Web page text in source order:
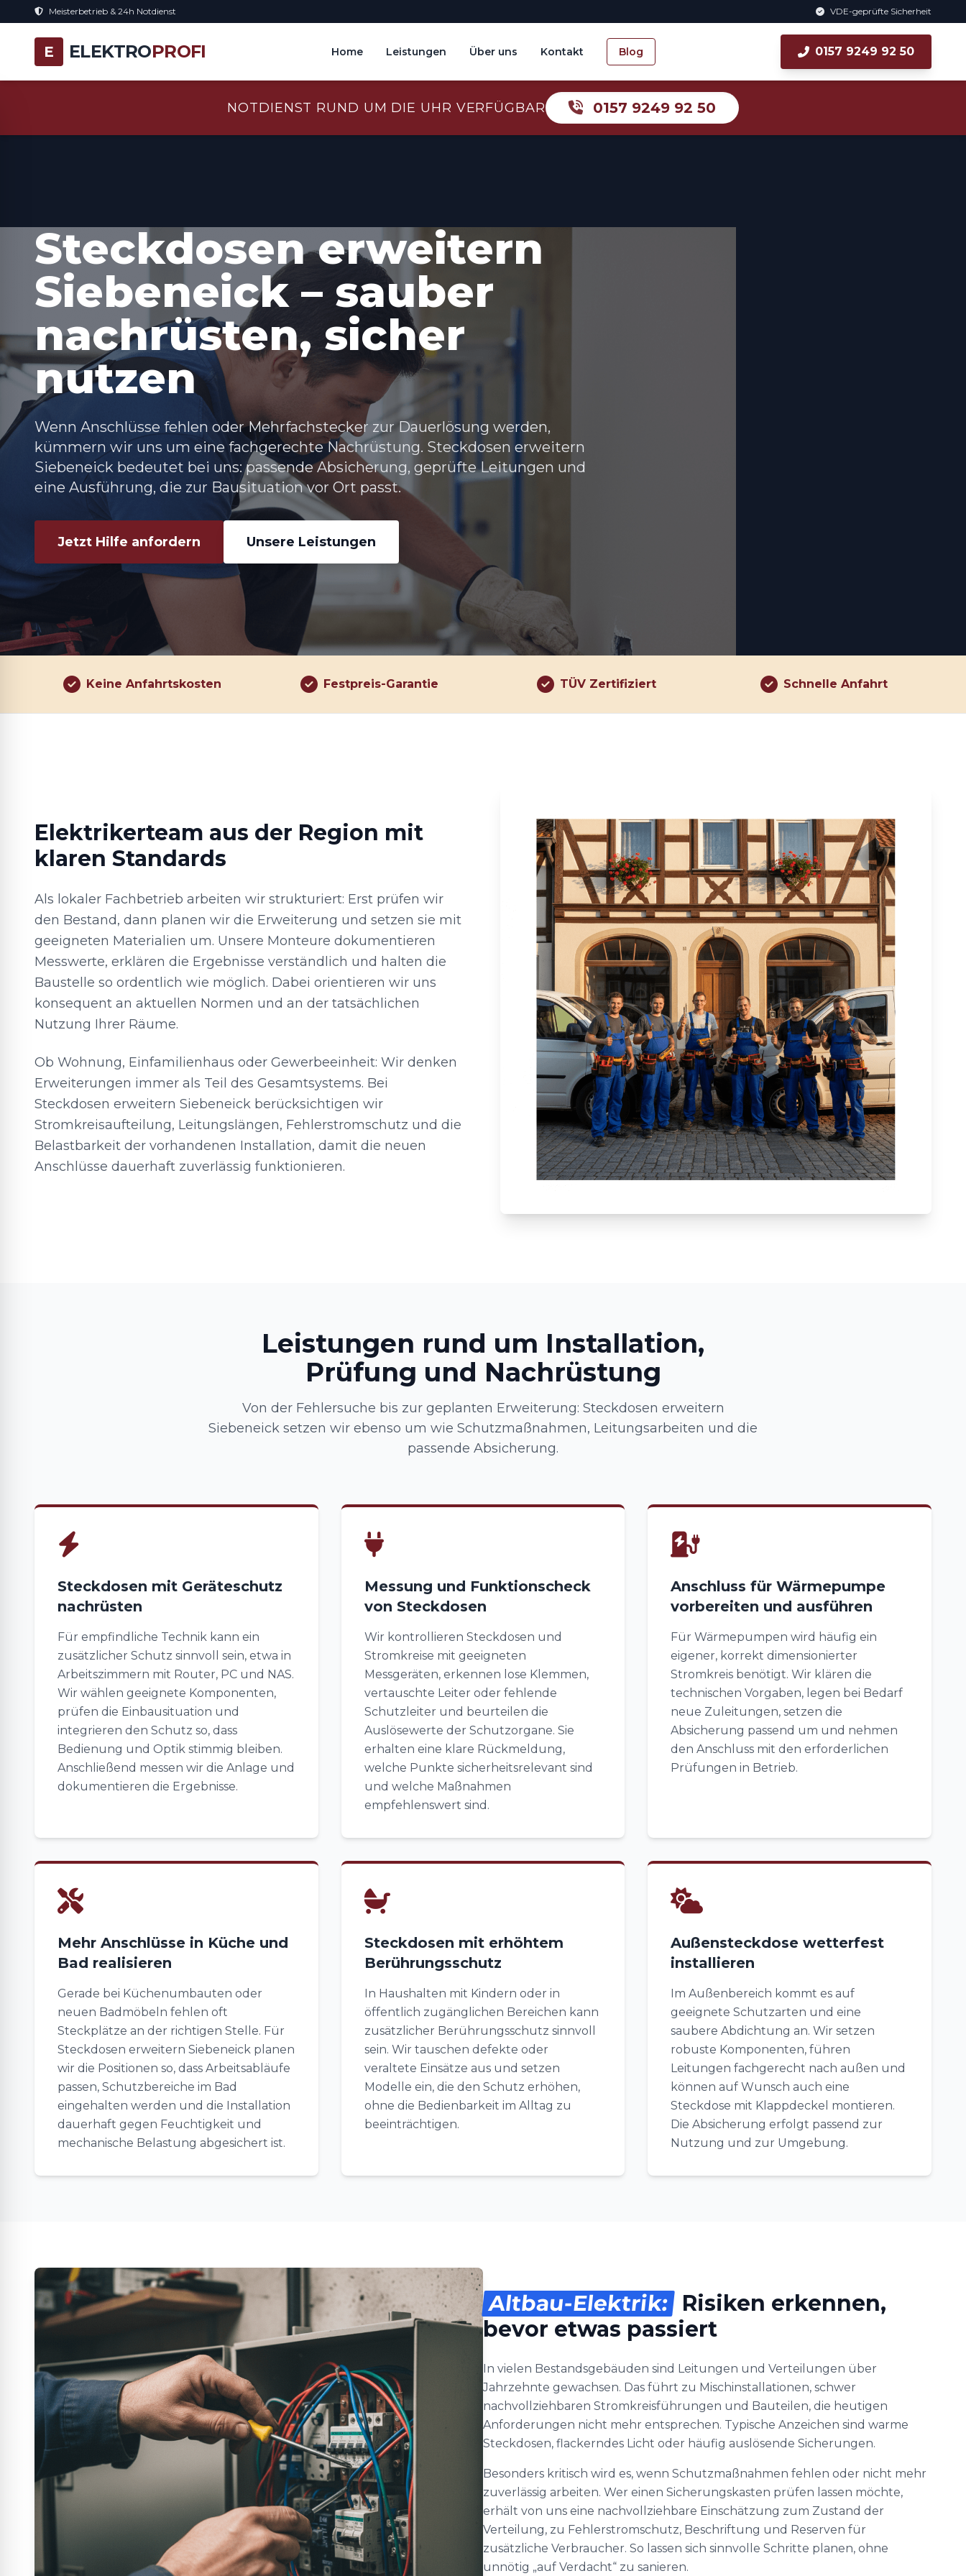
Meisterbetrieb & 24h Notdienst VDE-geprüfte Sicherheit
E ELEKTROPROFI Home Leistungen Über uns Kontakt Blog 0157 9249 92 50
NOTDIENST RUND UM DIE UHR VERFÜGBAR 0157 9249 92 50
Steckdosen erweitern
Siebeneick – sauber
nachrüsten, sicher
nutzen
Wenn Anschlüsse fehlen oder Mehrfachstecker zur Dauerlösung werden,
kümmern wir uns um eine fachgerechte Nachrüstung. Steckdosen erweitern
Siebeneick bedeutet bei uns: passende Absicherung, geprüfte Leitungen und
eine Ausführung, die zur Bausituation vor Ort passt.
Jetzt Hilfe anfordern Unsere Leistungen
Keine Anfahrtskosten Festpreis-Garantie TÜV Zertifiziert Schnelle Anfahrt
Elektrikerteam aus der Region mit
klaren Standards
Als lokaler Fachbetrieb arbeiten wir strukturiert: Erst prüfen wir
den Bestand, dann planen wir die Erweiterung und setzen sie mit
geeigneten Materialien um. Unsere Monteure dokumentieren
Messwerte, erklären die Ergebnisse verständlich und halten die
Baustelle so ordentlich wie möglich. Dabei orientieren wir uns
konsequent an aktuellen Normen und an der tatsächlichen
Nutzung Ihrer Räume.
Ob Wohnung, Einfamilienhaus oder Gewerbeeinheit: Wir denken
Erweiterungen immer als Teil des Gesamtsystems. Bei
Steckdosen erweitern Siebeneick berücksichtigen wir
Stromkreisaufteilung, Leitungslängen, Fehlerstromschutz und die
Belastbarkeit der vorhandenen Installation, damit die neuen
Anschlüsse dauerhaft zuverlässig funktionieren.
Leistungen rund um Installation,
Prüfung und Nachrüstung
Von der Fehlersuche bis zur geplanten Erweiterung: Steckdosen erweitern
Siebeneick setzen wir ebenso um wie Schutzmaßnahmen, Leitungsarbeiten und die
passende Absicherung.
Steckdosen mit Geräteschutz
nachrüsten
Für empfindliche Technik kann ein
zusätzlicher Schutz sinnvoll sein, etwa in
Arbeitszimmern mit Router, PC und NAS.
Wir wählen geeignete Komponenten,
prüfen die Einbausituation und
integrieren den Schutz so, dass
Bedienung und Optik stimmig bleiben.
Anschließend messen wir die Anlage und
dokumentieren die Ergebnisse.
Messung und Funktionscheck
von Steckdosen
Wir kontrollieren Steckdosen und
Stromkreise mit geeigneten
Messgeräten, erkennen lose Klemmen,
vertauschte Leiter oder fehlende
Schutzleiter und beurteilen die
Auslösewerte der Schutzorgane. Sie
erhalten eine klare Rückmeldung,
welche Punkte sicherheitsrelevant sind
und welche Maßnahmen
empfehlenswert sind.
Anschluss für Wärmepumpe
vorbereiten und ausführen
Für Wärmepumpen wird häufig ein
eigener, korrekt dimensionierter
Stromkreis benötigt. Wir klären die
technischen Vorgaben, legen bei Bedarf
neue Zuleitungen, setzen die
Absicherung passend um und nehmen
den Anschluss mit den erforderlichen
Prüfungen in Betrieb.
Mehr Anschlüsse in Küche und
Bad realisieren
Gerade bei Küchenumbauten oder
neuen Badmöbeln fehlen oft
Steckplätze an der richtigen Stelle. Für
Steckdosen erweitern Siebeneick planen
wir die Positionen so, dass Arbeitsabläufe
passen, Schutzbereiche im Bad
eingehalten werden und die Installation
dauerhaft gegen Feuchtigkeit und
mechanische Belastung abgesichert ist.
Steckdosen mit erhöhtem
Berührungsschutz
In Haushalten mit Kindern oder in
öffentlich zugänglichen Bereichen kann
zusätzlicher Berührungsschutz sinnvoll
sein. Wir tauschen defekte oder
veraltete Einsätze aus und setzen
Modelle ein, die den Schutz erhöhen,
ohne die Bedienbarkeit im Alltag zu
beeinträchtigen.
Außensteckdose wetterfest
installieren
Im Außenbereich kommt es auf
geeignete Schutzarten und eine
saubere Abdichtung an. Wir setzen
robuste Komponenten, führen
Leitungen fachgerecht nach außen und
können auf Wunsch auch eine
Steckdose mit Klappdeckel montieren.
Die Absicherung erfolgt passend zur
Nutzung und zur Umgebung.
Altbau-Elektrik: Risiken erkennen,
bevor etwas passiert
In vielen Bestandsgebäuden sind Leitungen und Verteilungen über
Jahrzehnte gewachsen. Das führt zu Mischinstallationen, schwer
nachvollziehbaren Stromkreisführungen und Bauteilen, die heutigen
Anforderungen nicht mehr entsprechen. Typische Anzeichen sind warme
Steckdosen, flackerndes Licht oder häufig auslösende Sicherungen.
Besonders kritisch wird es, wenn Schutzmaßnahmen fehlen oder nicht mehr
zuverlässig arbeiten. Wer einen Sicherungskasten prüfen lassen möchte,
erhält von uns eine nachvollziehbare Einschätzung zum Zustand der
Verteilung, zu Fehlerstromschutz, Beschriftung und Reserven für
zusätzliche Verbraucher. So lassen sich sinnvolle Schritte planen, ohne
unnötig „auf Verdacht“ zu sanieren.